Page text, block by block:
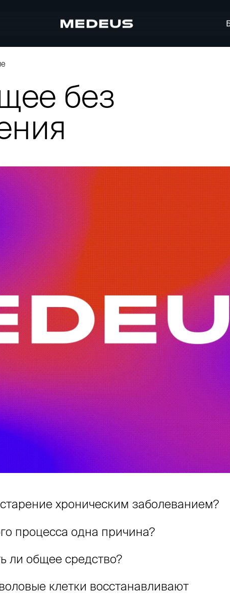
без
хроническим заболеванием?
процесса одна причина?
ли общее средство?
клетки восстанавливают